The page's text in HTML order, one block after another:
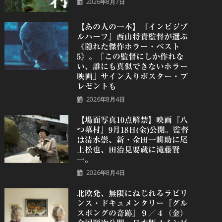
2026年8月7日
【あの人の一本】『インビジブ
ルハーフ』⻄⼭将貴監督が選ぶ
《隠れた傑作ホラー・ベスト
5》。「この監督にしか作れな
い、誰にも真似できないホラー
映画」サイン入りポスター・プ
レゼントも
2026年8月4日
【場面写真10点解禁】映画『八
つ墓村』9月18日(金)公開。監督
は清水崇、新・金田一耕助に尾
上松也、田治見要蔵に滝藤賢
一。
2026年8月4日
北欧発、無限にねじれるラビリ
ンス・ドキュメンタリー『グル
スポングの奇跡』９／４（金）